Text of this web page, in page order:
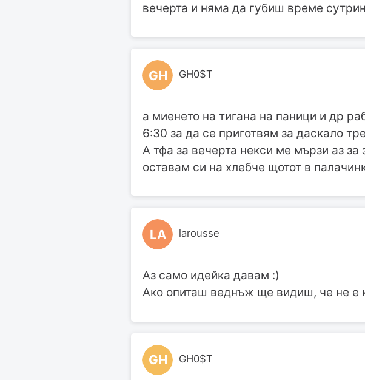
вечерта и няма да губиш време
GH GH0$T
а миенето на тигана на паници и др
6:30 за да се приготвям за даскало
А тфа за вечерта некси ме мързи аз
оставам си на хлебче щотот в
LA larousse
Аз само идейка давам :)
Ако опиташ веднъж ще видиш, че не е
GH GH0$T